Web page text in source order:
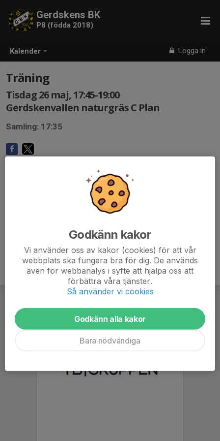
Kalender Logga in
Gerdskens BK
P8 (födda 2018)
Träning
Tisdag 26 maj, 17:45-19:00
Gerdskenvallen naturgräs C Plan
Samling: 17:35
Godkänn kakor
Vi använder oss av kakor (cookies) för att vår
webbplats ska fungera bra för dig. De används
även för webbanalys i syfte att hjälpa oss att
förbättra våra tjänster.
Så använder vi cookies
Godkänn alla kakor
Bara nödvändiga